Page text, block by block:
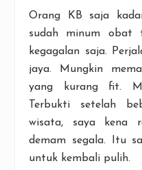
Orang KB saja
sudah minum
kegagalan saja.
jaya. Mungkin
yang kurang fit.
Terbukti setelah
wisata, saya kena
demam segala. Itu
untuk kembali pulih.